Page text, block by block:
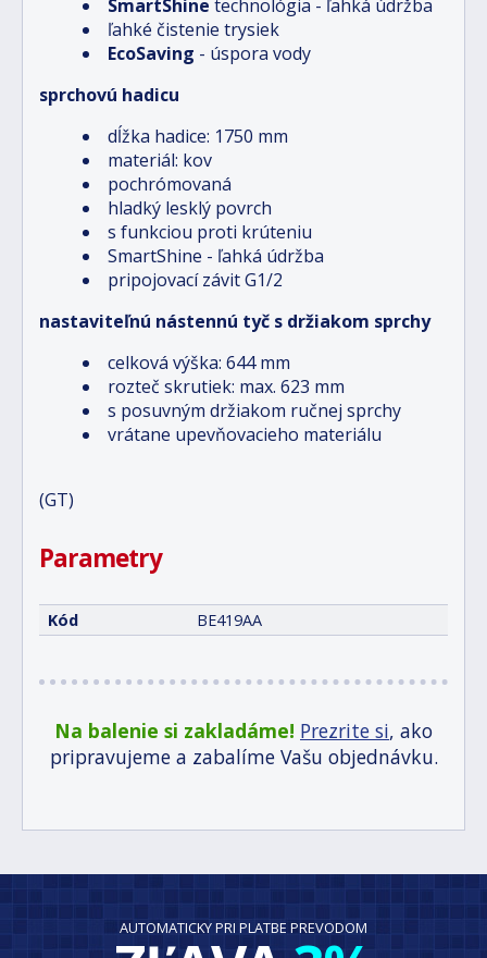
SmartShine technológia - ľahká údržba
ľahké čistenie trysiek
EcoSaving - úspora vody
sprchovú hadicu
dĺžka hadice: 1750 mm
materiál: kov
pochrómovaná
hladký lesklý povrch
s funkciou proti krúteniu
SmartShine - ľahká údržba
pripojovací závit G1/2
nastaviteľnú nástennú tyč s držiakom sprchy
celková výška: 644 mm
rozteč skrutiek: max. 623 mm
s posuvným držiakom ručnej sprchy
vrátane upevňovacieho materiálu
(GT)
Parametry
Kód BE419AA
Na balenie si zakladáme! Prezrite si, ako
pripravujeme a zabalíme Vašu objednávku.
AUTOMATICKY PRI PLATBE PREVODOM